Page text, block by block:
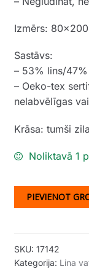
Izmērs:
Sastāvs:
– 53% lins/
– Oeko-tex
nelabvēlīgas
Krāsa: tumši zila
Noliktavā 1
PIEVIENOT
SKU: 17142
Kategorija: Lina